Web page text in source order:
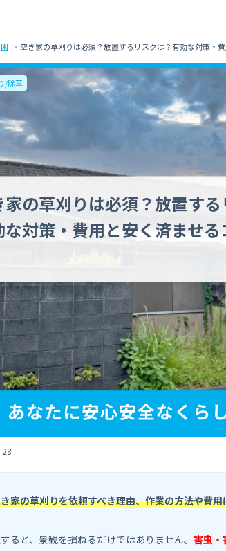
空き家の草刈りは必須？放置するリスクは？有効な対策・
家の草刈りは必須？放置する
な対策・費用と安く済ませ
/除草
家の草刈りを依頼すべき理由、作業の方法や費
ると、景観を損ねるだけではありません。 害虫・